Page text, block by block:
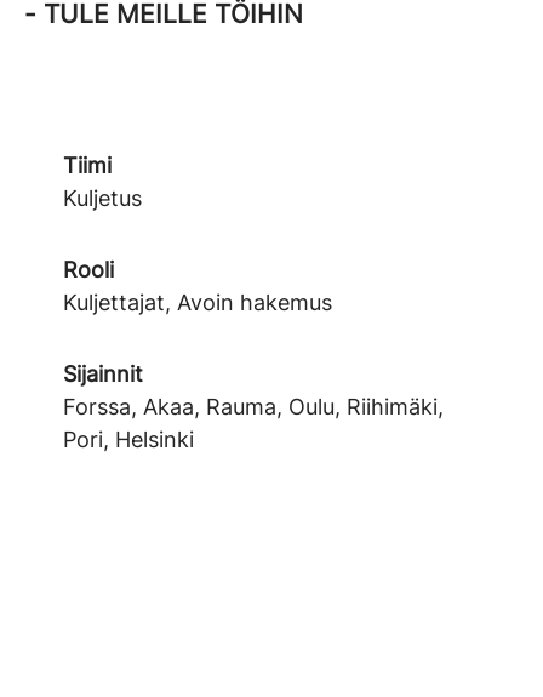
- TULE MEILLE TÖIHIN
Tiimi
Kuljetus
Rooli
Kuljettajat, Avoin hakemus
Sijainnit
Forssa, Akaa, Rauma, Oulu, Riihimäki,
Pori, Helsinki